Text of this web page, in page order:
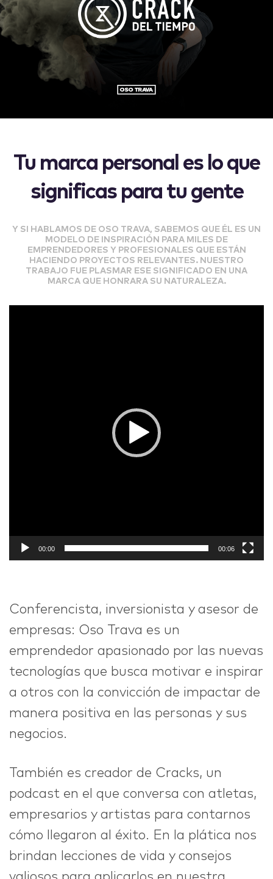
Tu marca personal es lo que
significas para tu gente
Y SI HABLAMOS DE OSO TRAVA, SABEMOS QUE ÉL ES UN
MODELO DE INSPIRACIÓN PARA MILES DE
EMPRENDEDORES Y PROFESIONALES QUE ESTÁN
HACIENDO PROYECTOS RELEVANTES. NUESTRO
TRABAJO FUE PLASMAR ESE SIGNIFICADO EN UNA
MARCA QUE HONRARA SU NATURALEZA.
00:00 00:06
Conferencista, inversionista y asesor de
empresas: Oso Trava es un
emprendedor apasionado por las nuevas
tecnologías que busca motivar e inspirar
a otros con la convicción de impactar de
manera positiva en las personas y sus
negocios.
También es creador de Cracks, un
podcast en el que conversa con atletas,
empresarios y artistas para contarnos
cómo llegaron al éxito. En la plática nos
brindan lecciones de vida y consejos